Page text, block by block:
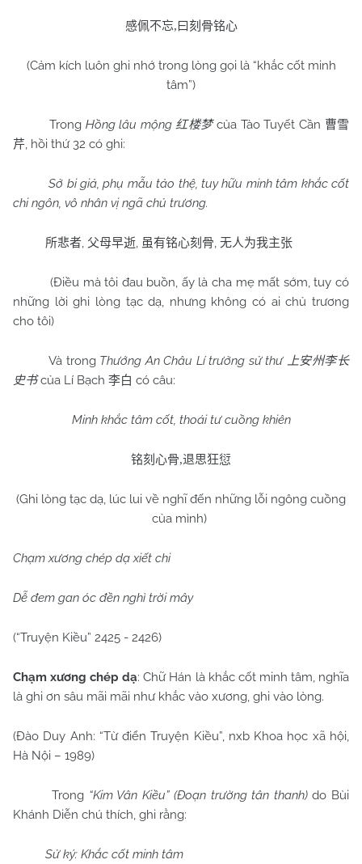
感佩不忘, 曰刻骨铭心
(Cảm kích luôn ghi nhớ trong lòng gọi là “khắc cốt minh
tâm”)
Trong Hồng lâu mộng红楼梦 của Tào Tuyết Cần 曹雪
芹, hồi thứ 32 có ghi:
Sở bi giả, phụ mẫu tảo thệ, tuy hữu minh tâm khắc cốt
chi ngôn, vô nhân vị ngã chủ trương.
所悲者, 父母早逝, 虽有铭心刻骨, 无人为我主张
(Điều mà tôi đau buồn, ấy là cha mẹ mất sớm, tuy có
những lời ghi lòng tạc dạ, nhưng không có ai chủ trương
cho tôi)
Và trong Thướng An Châu Lí trưởng sử thư
上安州李长
史书 của Lí Bạch 李白 có câu:
Minh khắc tâm cốt, thoái tư cuồng khiên
铭刻心骨,退思狂愆
(Ghi lòng tạc dạ, lúc lui về nghĩ đến những lỗi ngông cuồng
của mình)
Chạm xương chép dạ xiết chi
Dễ đem gan óc đền nghì trời mây
(“Truyện Kiều” 2425 - 2426)
Chạm xương chép dạ: Chữ Hán là khắc cốt minh tâm, nghĩa
là ghi ơn sâu mãi mãi như khắc vào xương, ghi vào lòng.
(Đào Duy Anh: “Từ điển Truyện Kiều”, nxb Khoa học xã hội,
Hà Nội – 1989)
Trong “Kim Vân Kiều” (Đoạn trường tân thanh)do Bùi
Khánh Diễn chú thích, ghi rằng:
Sử ký: Khắc cốt minh tâm